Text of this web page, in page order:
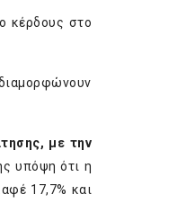
κέρδους στο
με την
υπόψη ότι η
17,7% και